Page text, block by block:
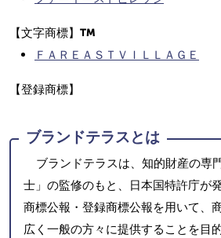
【文字商標】
ＦＡＲＥＡＳＴＶＩＬＬＡＧＥ
【登録商標】
ブランドテラスとは
ブランドテラスは、知的財産の専
士」の監修のもと、日本国特許庁が
商標公報・登録商標公報を用いて、
広く一般の方々に提供することを目